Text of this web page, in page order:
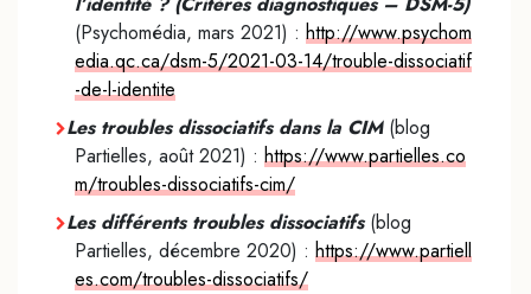
(Psychomédia, mars 2021) : http://www.psychom
edia.qc.ca/dsm-5/2021-03-14/trouble-dissociatif
-de-l-identite
Les troubles dissociatifs dans la CIM(blog
Partielles, août 2021) : https://www.partielles.co
m/troubles-dissociatifs-cim/
Les différents troubles dissociatifs(blog
Partielles, décembre 2020) : https://www.partiell
es.com/troubles-dissociatifs/